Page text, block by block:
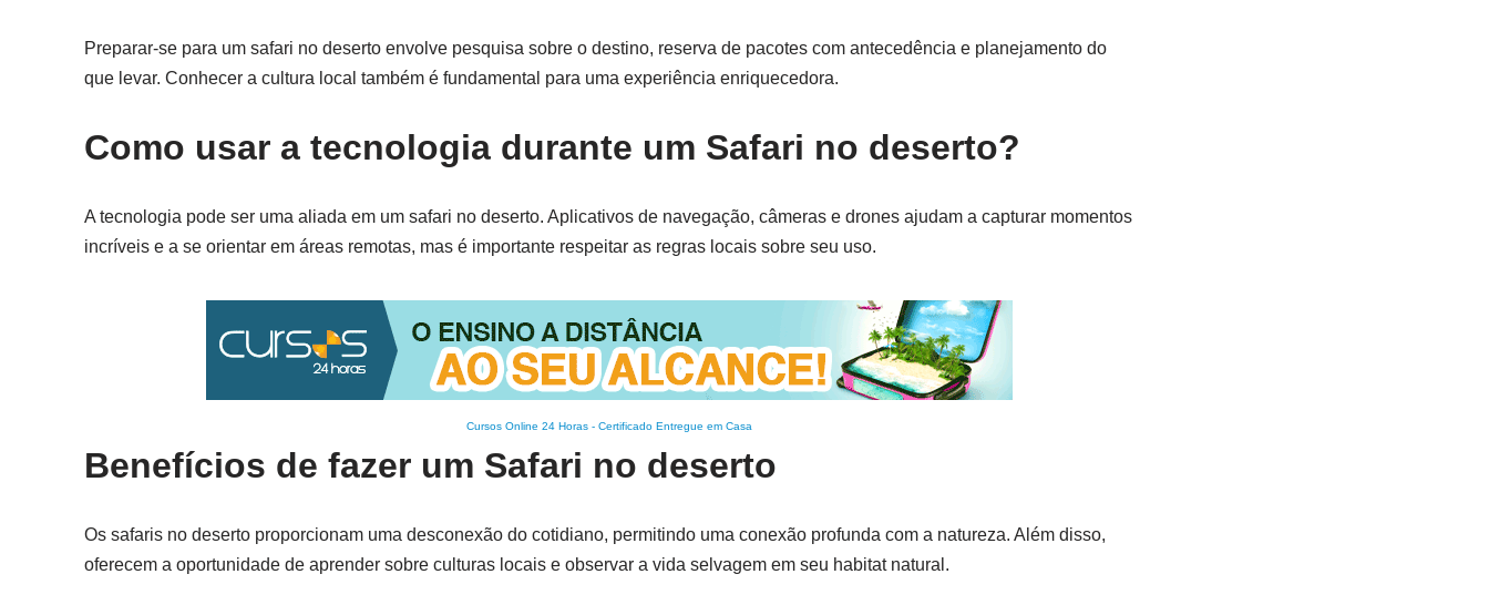
Preparar-se para um safari no deserto envolve pesquisa sobre o destino, reserva de pacotes com antecedência e planejamento do
que levar. Conhecer a cultura local também é fundamental para uma experiência enriquecedora.
Como usar a tecnologia durante um Safari no deserto?
A tecnologia pode ser uma aliada em um safari no deserto. Aplicativos de navegação, câmeras e drones ajudam a capturar momentos
incríveis e a se orientar em áreas remotas, mas é importante respeitar as regras locais sobre seu uso.
Cursos Online 24 Horas- Certificado Entregue em Casa
Benefícios de fazer um Safari no deserto
Os safaris no deserto proporcionam uma desconexão do cotidiano, permitindo uma conexão profunda com a natureza. Além disso,
oferecem a oportunidade de aprender sobre culturas locais e observar a vida selvagem em seu habitat natural.